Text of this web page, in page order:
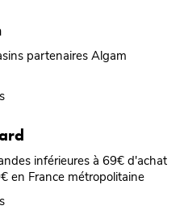
partenaires Algam
inférieures à 69€ d'achat
en France métropolitaine